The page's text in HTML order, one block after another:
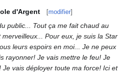
d'Argent [modifier]
public... Tout ça me fait chaud au
Pour eux, je suis la Star
leurs espoirs en moi... Je ne peux
rayonner! Je vais mettre le feu! Je
Je vais déployer toute ma force! Ici et